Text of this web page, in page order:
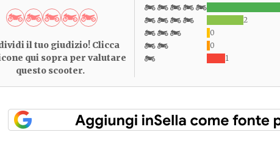
il tuo giudizio! Clicca
qui sopra per valutare
questo scooter.
2
0
0
1